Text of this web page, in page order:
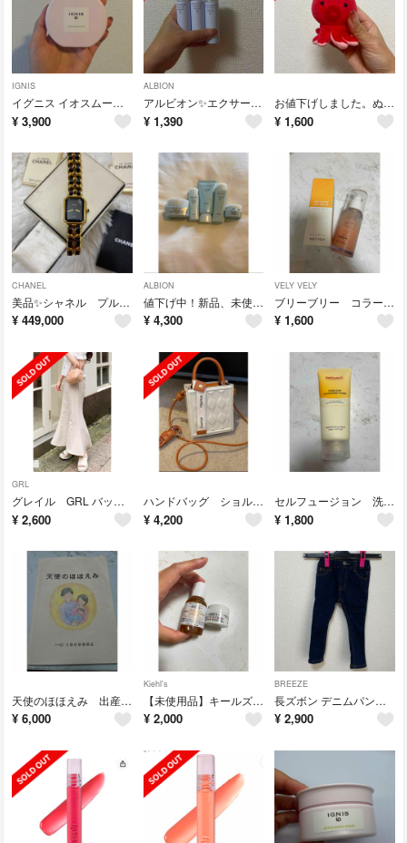
IGNIS
イグニス イオスムージング ピューレ 美容液 80ml IGNIS
¥ 3,900
ALBION
アルビオン✨エクサージュホワイトミルクII &ローションII 30g.30ml
¥ 1,390
お値下げしました。ぬいぐるみ たこ タコちゃん 人形 赤
¥ 1,600
CHANEL
美品✨シャネル プルミエール 時計 Lサイズ ゴールド
¥ 449,000
ALBION
値下げ中！新品、未使用！アルビオンエクシアホワイトミニサイズセット5種類
¥ 4,300
VELY VELY
ブリーブリー コラーゲン サン セラム SPF50＋ PA＋＋＋＋
¥ 1,600
GRL
グレイル GRL バックスリットマーメイドスカート ロングスカートウエストゴム
¥ 2,600
ハンドバッグ ショルダーバッグ ホワイト ブラウン アイボリー 可愛い 韓国
¥ 4,200
セルフュージョン 洗顔 pore sun cleansing form
¥ 1,800
天使のほほえみ 出産 妊娠 育児 本 赤ちゃん ベビー
¥ 6,000
Kiehl's
【未使用品】キールズ 化粧水40ml クリーム6.8g サンプルトライアルセット
¥ 2,000
BREEZE
長ズボン デニムパンツ ジーパン ズボンBREEZE ブリーズ
¥ 2,900